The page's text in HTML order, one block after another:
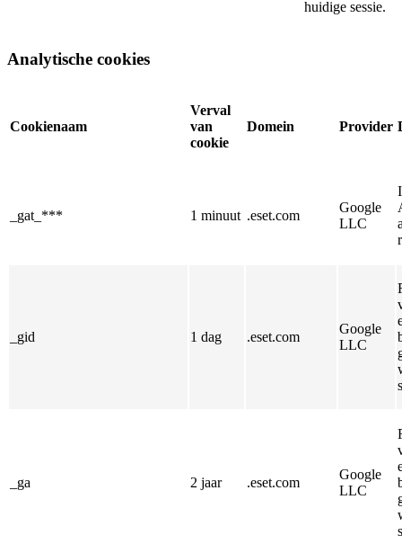
huidige sessie.
Analytische cookies
Cookienaam
Verval
van
cookie
Domein Provider
_gat_*** 1 minuut .eset.com
Google
LLC
_gid 1 dag .eset.com
Google
LLC
_ga 2 jaar .eset.com
Google
LLC